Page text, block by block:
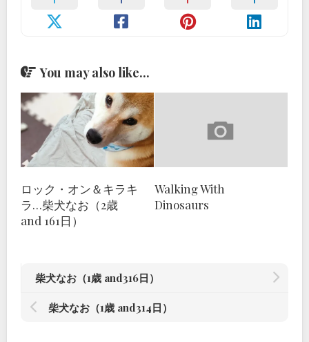
You may also like...
ロック・オン＆キラキ
ラ…柴犬なお（2歳
and 161日）
Walking With
Dinosaurs
柴犬なお（1歳 and316日）
柴犬なお（1歳 and314日）